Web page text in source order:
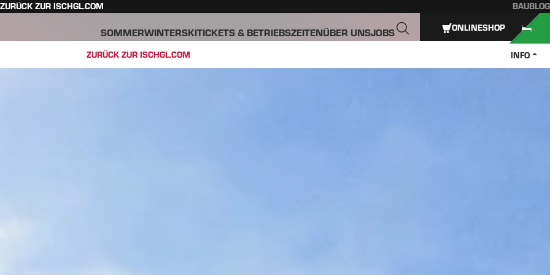
ZURÜCK ZUR ISCHGL.COM BAUBLOG
SOMMERWINTERSKITICKETS & BETRIEBSZEITENÜBER UNSJOBS
ZURÜCK ZUR ISCHGL.COM INFO
ONLINESHOP